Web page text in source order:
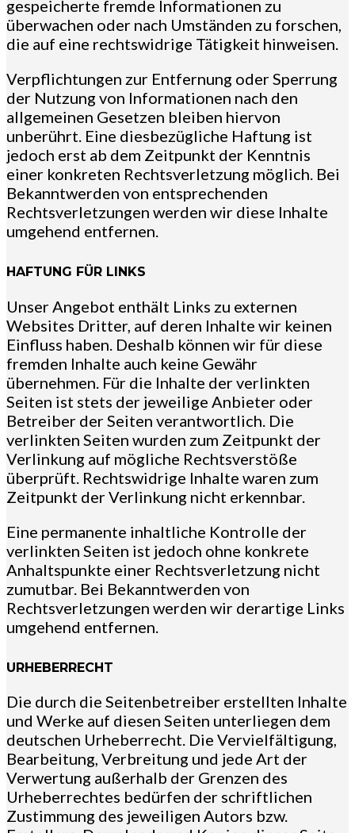
gespeicherte fremde Informationen zu
überwachen oder nach Umständen zu forschen,
die auf eine rechtswidrige Tätigkeit hinweisen.
Verpflichtungen zur Entfernung oder Sperrung
der Nutzung von Informationen nach den
allgemeinen Gesetzen bleiben hiervon
unberührt. Eine diesbezügliche Haftung ist
jedoch erst ab dem Zeitpunkt der Kenntnis
einer konkreten Rechtsverletzung möglich. Bei
Bekanntwerden von entsprechenden
Rechtsverletzungen werden wir diese Inhalte
umgehend entfernen.
HAFTUNG FÜR LINKS
Unser Angebot enthält Links zu externen
Websites Dritter, auf deren Inhalte wir keinen
Einfluss haben. Deshalb können wir für diese
fremden Inhalte auch keine Gewähr
übernehmen. Für die Inhalte der verlinkten
Seiten ist stets der jeweilige Anbieter oder
Betreiber der Seiten verantwortlich. Die
verlinkten Seiten wurden zum Zeitpunkt der
Verlinkung auf mögliche Rechtsverstöße
überprüft. Rechtswidrige Inhalte waren zum
Zeitpunkt der Verlinkung nicht erkennbar.
Eine permanente inhaltliche Kontrolle der
verlinkten Seiten ist jedoch ohne konkrete
Anhaltspunkte einer Rechtsverletzung nicht
zumutbar. Bei Bekanntwerden von
Rechtsverletzungen werden wir derartige Links
umgehend entfernen.
URHEBERRECHT
Die durch die Seitenbetreiber erstellten Inhalte
und Werke auf diesen Seiten unterliegen dem
deutschen Urheberrecht. Die Vervielfältigung,
Bearbeitung, Verbreitung und jede Art der
Verwertung außerhalb der Grenzen des
Urheberrechtes bedürfen der schriftlichen
Zustimmung des jeweiligen Autors bzw.